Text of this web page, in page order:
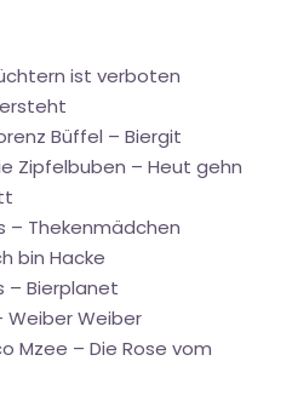
ist verboten
Büffel – Biergit
Zipfelbuben – Heut gehn
– Thekenmädchen
bin Hacke
– Bierplanet
Weiber Weiber
Mzee – Die Rose vom